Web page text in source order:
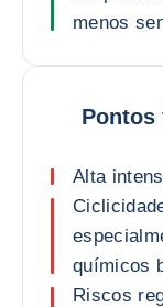
menos
Pontos
Alta
químicos
Riscos